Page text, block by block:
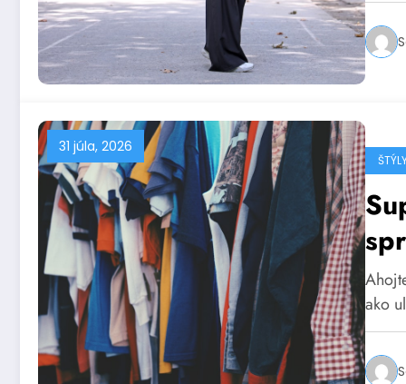
31 júla, 2026
ako